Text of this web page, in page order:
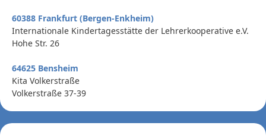
60388 Frankfurt (Bergen-Enkheim)
Internationale Kindertagesstätte der Lehrerkooperative e.V.
Hohe Str. 26
64625 Bensheim
Kita Volkerstraße
Volkerstraße 37-39